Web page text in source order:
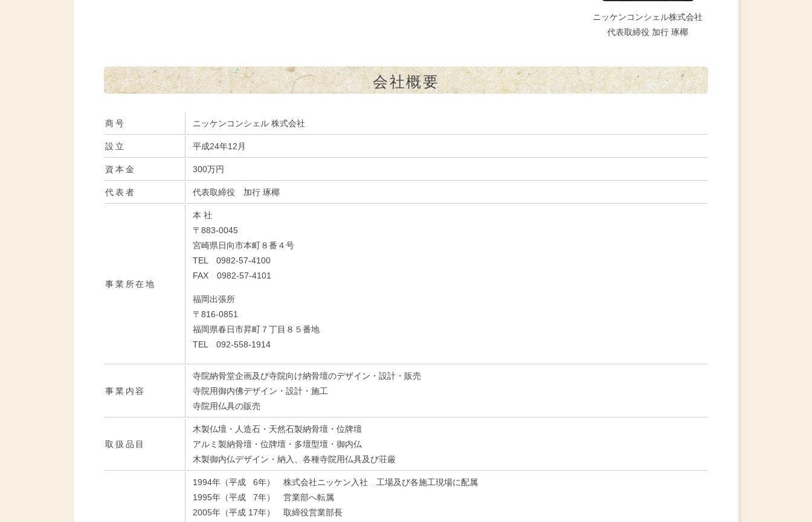
ニッケンコンシェル株式会社
代表取締役 加行 琢椰
会社概要
商号 ニッケンコンシェル 株式会社
設立 平成24年12月
資本金 300万円
代表者 代表取締役 加行 琢椰
事業所在地
本 社
〒883-0045
宮崎県日向市本町８番４号
TEL 0982-57-4100
FAX 0982-57-4101
福岡出張所
〒816-0851
福岡県春日市昇町７丁目８５番地
TEL 092-558-1914
事業内容
寺院納骨堂企画及び寺院向け納骨壇のデザイン・設計・販売
寺院用御内佛デザイン・設計・施工
寺院用仏具の販売
取扱品目
木製仏壇・人造石・天然石製納骨壇・位牌壇
アルミ製納骨壇・位牌壇・多壇型壇・御内仏
木製御内仏デザイン・納入、各種寺院用仏具及び荘厳
1994年（平成 6年） 株式会社ニッケン入社 工場及び各施工現場に配属
1995年（平成 7年） 営業部へ転属
2005年（平成 17年） 取締役営業部長